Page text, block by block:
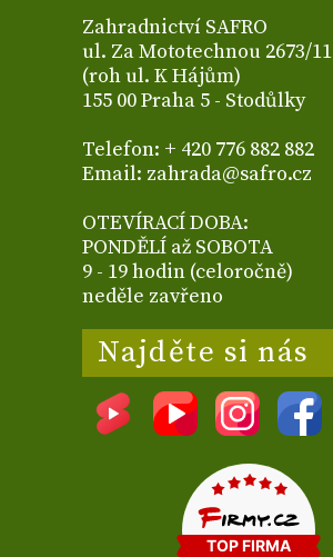
Zahradnictví SAFRO
ul. Za Mototechnou 2673/11
(roh ul. K Hájům)
155 00 Praha 5 - Stodůlky
Telefon: + 420 776 882 882
Email: zahrada@safro.cz
OTEVÍRACÍ DOBA:
PONDĚLÍ až SOBOTA
9 - 19 hodin (celoročně)
neděle zavřeno
Najděte si nás